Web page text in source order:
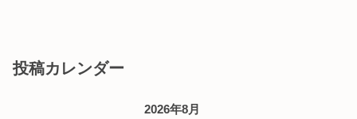
投稿カレンダー
2026年8月